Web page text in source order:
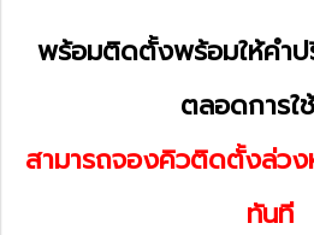
พร้อมติดตั้งพร้อมให้คำป
ตลอดการใ
สามารถจองคิวติดตั้งล่ว
ทันที